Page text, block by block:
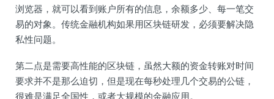
浏览器，就可以看到账户所有的信息，余额多少、每一笔交
易的对象。传统金融机构如果用区块链研发，必须要解决隐
私性问题。
第二点是需要高性能的区块链，虽然大额的资金转账对时间
要求并不是那么迫切，但是现在每秒处理几个交易的公链，
很难是满足全国性，或者大规模的金融应用。